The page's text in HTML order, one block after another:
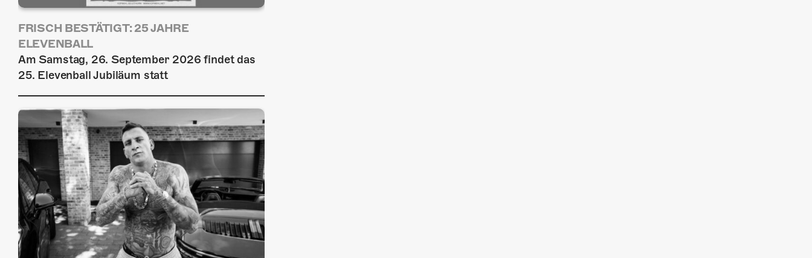
FRISCH BESTÄTIGT: 25 JAHRE
ELEVENBALL
Am Samstag, 26. September 2026 findet das
25. Elevenball Jubiläum statt